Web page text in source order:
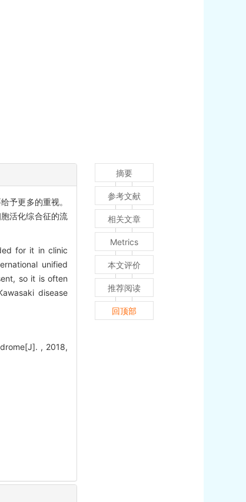
予更多的重视。
活化综合征的流
for it in clinic
unified
so it is often
disease
, 2018,
摘要
参考文献
相关文章
Metrics
本文评价
推荐阅读
回顶部